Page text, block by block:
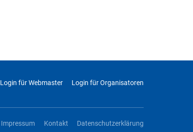
Login für Webmaster Login für Organisatoren
Impressum Kontakt Datenschutzerklärung